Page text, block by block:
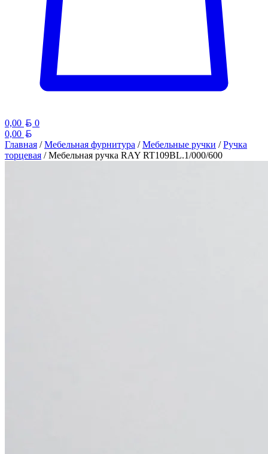
0,00 Белорусский рубль
0
0,00
Главная /Мебельная фурнитура /Мебельные ручки /Ручка
торцевая / Мебельная ручка RAY RT109BL.1/000/600